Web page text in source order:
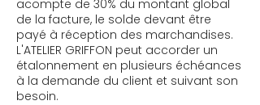
acompte de 30% du montant global
de la facture, le solde devant être
payé à réception des marchandises.
L'ATELIER GRIFFON peut accorder un
étalonnement en plusieurs échéances
à la demande du client et suivant son
besoin.